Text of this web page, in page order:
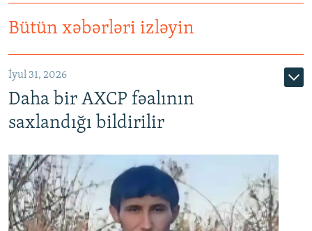
Bütün xəbərləri izləyin
İyul 31, 2026
Daha bir AXCP fəalının
saxlandığı bildirilir